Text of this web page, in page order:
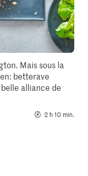
Mais sous la
betterave
alliance de
2 h 10 min.